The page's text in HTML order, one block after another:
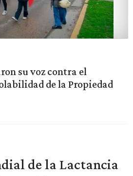
su voz contra el
de la Propiedad
de la Lactancia